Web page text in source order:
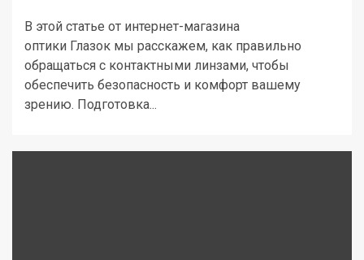
В этой статье от интернет-магазина
оптики Глазок мы расскажем, как правильно
обращаться с контактными линзами, чтобы
обеспечить безопасность и комфорт вашему
зрению. Подготовка...